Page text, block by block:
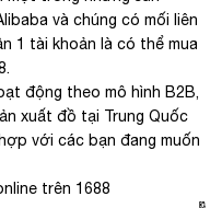
và chúng có mối liên
1 tài khoản là có thể mua
động theo mô hình B2B,
xuất đồ tại Trung Quốc
với các bạn đang muốn
trên 1688